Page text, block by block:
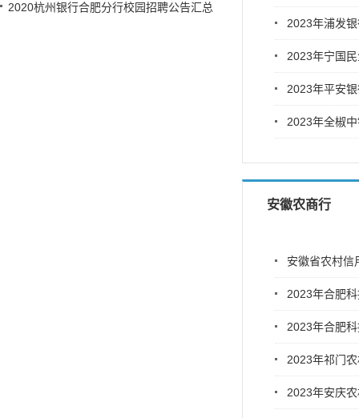
2020杭州银行合肥分行校园招聘公告汇总
2023年浦发
2023年宁国
2023年平安
2023年全椒
安徽农商行
安徽省农村信
2023年合肥
2023年合肥
2023年祁门
2023年安庆